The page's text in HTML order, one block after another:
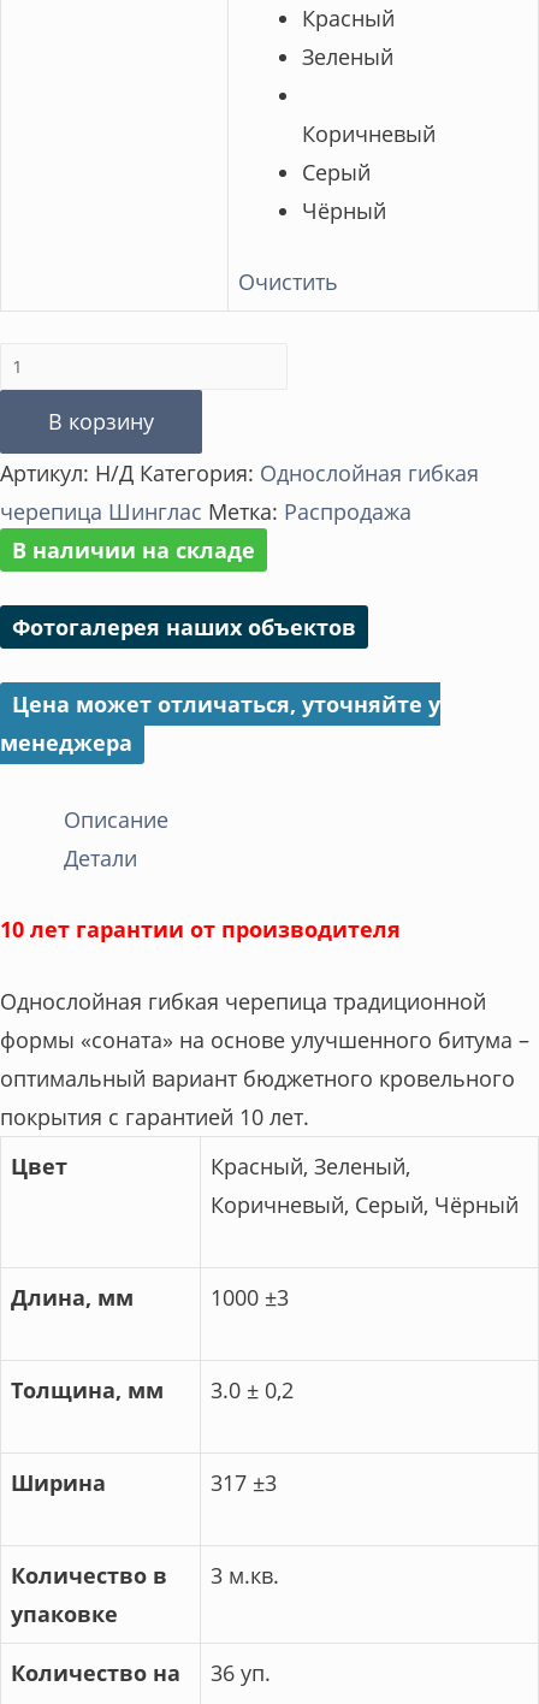
Красный
Зеленый
Коричневый
Серый
Чёрный
Очистить
Количество
товара
Коллекция
Шинглас
Оптима
Соната
В корзину
Артикул: Н/Д Категория: Однослойная гибкая
черепица Шинглас Метка: Распродажа
В наличии на складе
Фотогалерея наших объектов
Цена может отличаться, уточняйте у
менеджера
Описание
Детали
10 лет гарантии от производителя
Однослойная гибкая черепица традиционной
формы «соната» на основе улучшенного битума –
оптимальный вариант бюджетного кровельного
покрытия с гарантией 10 лет.
Цвет
Красный, Зеленый,
Коричневый, Серый, Чёрный
Длина, мм 1000 ±3
Толщина, мм 3.0 ± 0,2
Ширина 317 ±3
Количество в
упаковке
3 м.кв.
Количество на
36 уп.